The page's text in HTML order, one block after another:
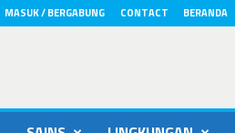
MASUK / BERGABUNG CONTACT BERANDA